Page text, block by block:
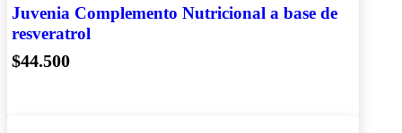
Juvenia Complemento Nutricional a base de
resveratrol
$44.500